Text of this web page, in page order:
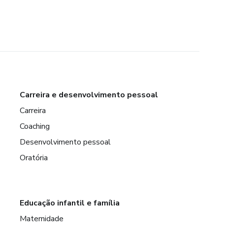
Carreira e desenvolvimento pessoal
Carreira
Coaching
Desenvolvimento pessoal
Oratória
Educação infantil e família
Maternidade